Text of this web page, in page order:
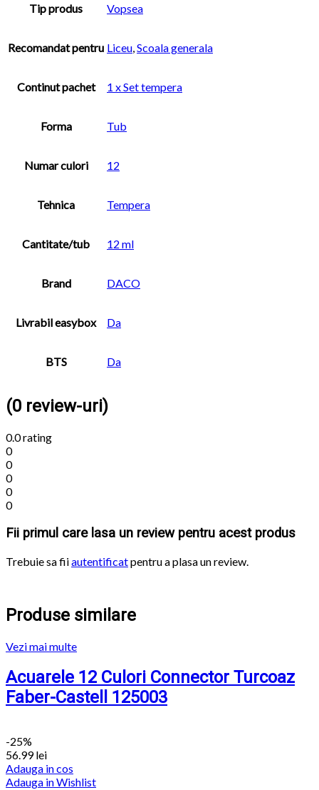
Tip produs Vopsea
Recomandat pentru Liceu,Scoala generala
Continut pachet 1 x Set tempera
Forma Tub
Numar culori 12
Tehnica Tempera
Cantitate/tub 12 ml
Brand DACO
Livrabil easybox Da
BTS Da
(0 review-uri)
0.0rating
0
0
0
0
0
Fii primul care lasa un review pentru acest produs
Trebuie sa fiiautentificatpentru a plasa un review.
Produse similare
Vezi mai multe
Acuarele 12 Culori Connector Turcoaz
Faber-Castell 125003
-25%
56.99lei
Adauga in cos
Adauga in Wishlist